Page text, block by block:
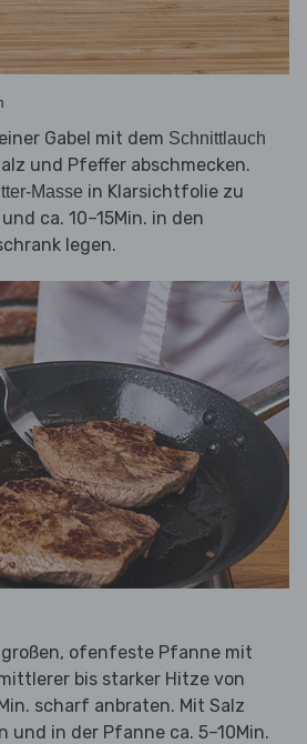
Gabel mit dem Schnittlauch
und Pfeffer abschmecken.
Masse in Klarsichtfolie zu
ca. 10–15Min. in den
legen.
ofenfeste Pfanne mit
bis starker Hitze von
scharf anbraten. Mit Salz
und in der Pfanne ca. 5–10Min.